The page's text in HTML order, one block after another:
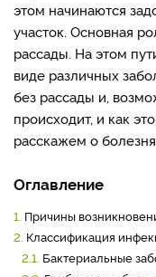
этом начинаются
участок. Основная
рассады. На этом
виде различных
без рассады и,
происходит, и как
расскажем о
Оглавление
1. Причины
2. Классификация
2.1. Бактериальные